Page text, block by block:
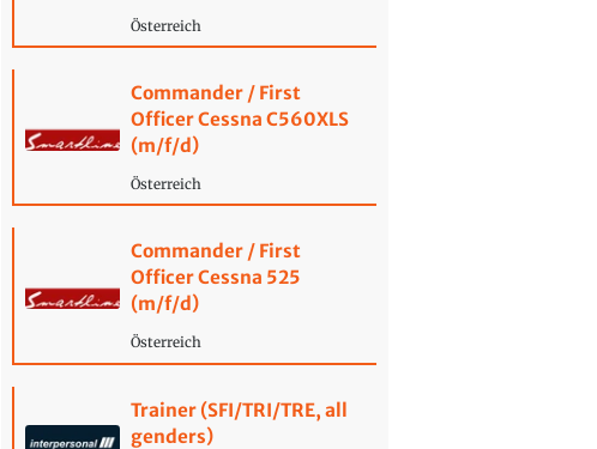
Österreich
Commander / First
Officer Cessna C560XLS
(m/f/d)
Österreich
Commander / First
Officer Cessna 525
(m/f/d)
Österreich
Trainer (SFI/TRI/TRE, all
genders)